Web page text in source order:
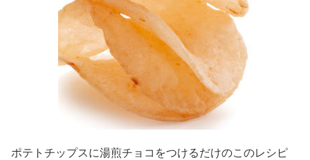
ポテトチップスに湯煎チョコをつけるだけのこのレシピ